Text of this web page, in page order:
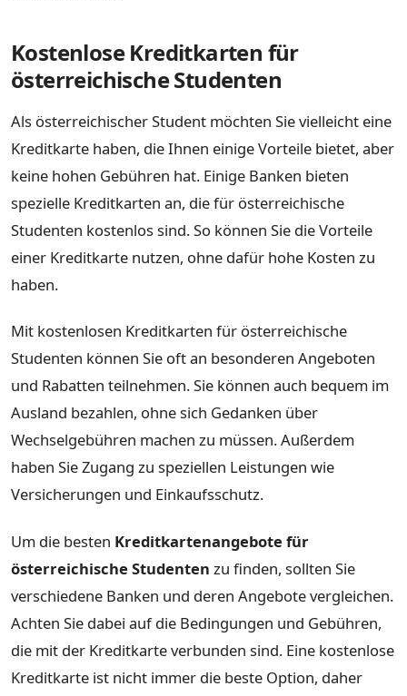
Kostenlose Kreditkarten für
österreichische Studenten
Als österreichischer Student möchten Sie vielleicht eine
Kreditkarte haben, die Ihnen einige Vorteile bietet, aber
keine hohen Gebühren hat. Einige Banken bieten
spezielle Kreditkarten an, die für österreichische
Studenten kostenlos sind. So können Sie die Vorteile
einer Kreditkarte nutzen, ohne dafür hohe Kosten zu
haben.
Mit kostenlosen Kreditkarten für österreichische
Studenten können Sie oft an besonderen Angeboten
und Rabatten teilnehmen. Sie können auch bequem im
Ausland bezahlen, ohne sich Gedanken über
Wechselgebühren machen zu müssen. Außerdem
haben Sie Zugang zu speziellen Leistungen wie
Versicherungen und Einkaufsschutz.
Um die besten Kreditkartenangebote für
österreichische Studenten zu finden, sollten Sie
verschiedene Banken und deren Angebote vergleichen.
Achten Sie dabei auf die Bedingungen und Gebühren,
die mit der Kreditkarte verbunden sind. Eine kostenlose
Kreditkarte ist nicht immer die beste Option, daher